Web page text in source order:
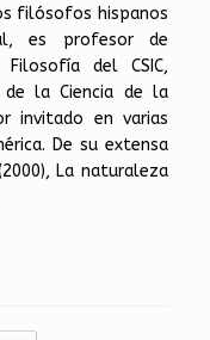
filósofos hispanos
es profesor de
del CSIC,
la Ciencia de la
invitado en varias
De su extensa
La naturaleza